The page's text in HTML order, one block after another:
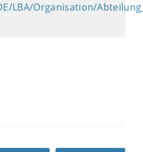
LBA/Organisation/